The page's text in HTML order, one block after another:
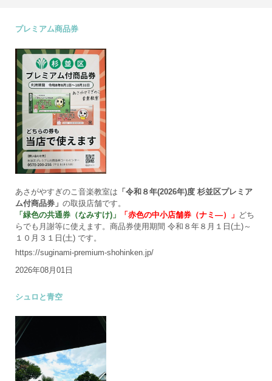
プレミアム商品券
あさがやすぎのこ音楽教室は 「令和８年(2026年)度 杉並区プレミア
ム付商品券」 の取扱店舗です。
「緑色の共通券（なみすけ)」
「赤色の中小店舗券（ナミ―）」 どち
らでも月謝等に使えます。商品券使用期間 令和８年８月１日(土)～
１０月３１日(土) です。
https://suginami-premium-shohinken.jp/
2026年08月01日
シュロと青空